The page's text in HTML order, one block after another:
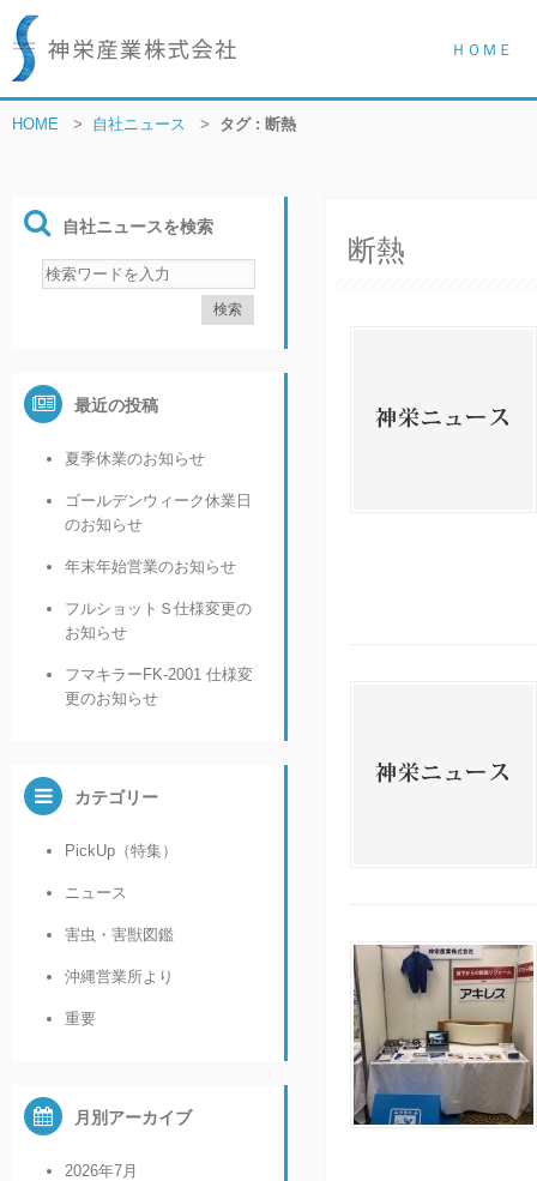
ＨＯＭＥ
HOME > 自社ニュース > タグ : 断熱
断熱
自社ニュースを検索
最近の投稿
夏季休業のお知らせ
ゴールデンウィーク休業日
のお知らせ
年末年始営業のお知らせ
フルショットＳ仕様変更の
お知らせ
フマキラーFK-2001 仕様変
更のお知らせ
カテゴリー
PickUp（特集）
ニュース
害虫・害獣図鑑
沖縄営業所より
重要
月別アーカイブ
2026年7月